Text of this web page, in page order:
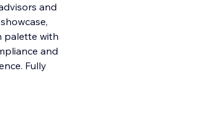
and
palette with
and
Fully